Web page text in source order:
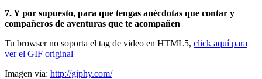
7. Y por supuesto, para que tengas anécdotas que contar y
compañeros de aventuras que te acompañen
Tu browser no soporta el tag de video en HTML5, click aquí para
ver el GIF original
Imagen via: http://giphy.com/